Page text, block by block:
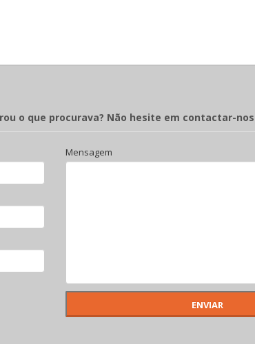
o que procurava? Não hesite em contactar-
Mensagem